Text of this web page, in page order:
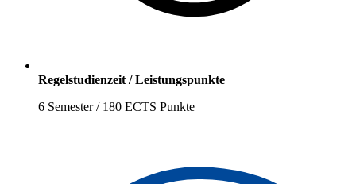
Regelstudienzeit / Leistungspunkte
6 Semester / 180 ECTS Punkte